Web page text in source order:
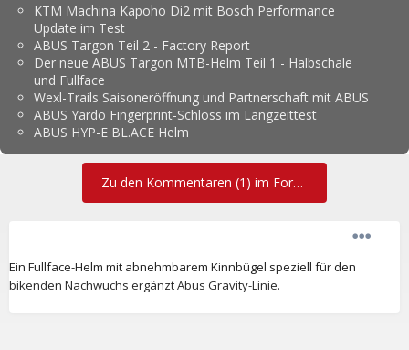
KTM Machina Kapoho Di2 mit Bosch Performance
Update im Test
ABUS Targon Teil 2 - Factory Report
Der neue ABUS Targon MTB-Helm Teil 1 - Halbschale
und Fullface
Wexl-Trails Saisoneröffnung und Partnerschaft mit ABUS
ABUS Yardo Fingerprint-Schloss im Langzeittest
ABUS HYP-E BL.ACE Helm
Zu den Kommentaren (1) im Forum
Ein Fullface-Helm mit abnehmbarem Kinnbügel speziell für den
bikenden Nachwuchs ergänzt Abus Gravity-Linie.